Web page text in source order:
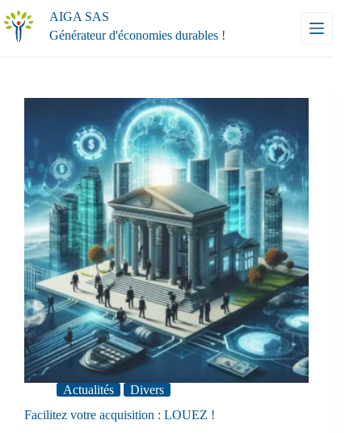
au
contenu
AIGA SAS
Générateur d'économies durables !
Actualités
Divers
Facilitez votre acquisition : LOUEZ !